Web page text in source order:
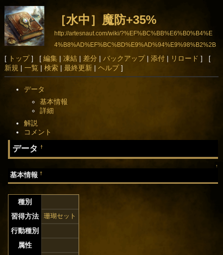
［水中］魔防+35%
http://artesnaut.com/wiki/?%EF%BC%BB%E6%B0%B4%E
4%B8%AD%EF%BC%BD%E9%AD%94%E9%98%B2%2B
35%25
[ トップ] [ 編集| 凍結| 差分 | バックアップ| 添付| リロード ] [
新規 | 一覧 | 検索| 最終更新| ヘルプ]
データ
基本情報
詳細
解説
コメント
データ†
↑
基本情報†
種別
習得方法
珊瑚セット
行動種別
属性